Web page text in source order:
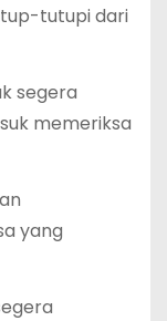
tutupi dari
segera
memeriksa
yang